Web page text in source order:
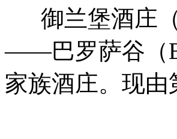
御兰堡酒庄（
——巴罗萨谷（
家族酒庄。现由